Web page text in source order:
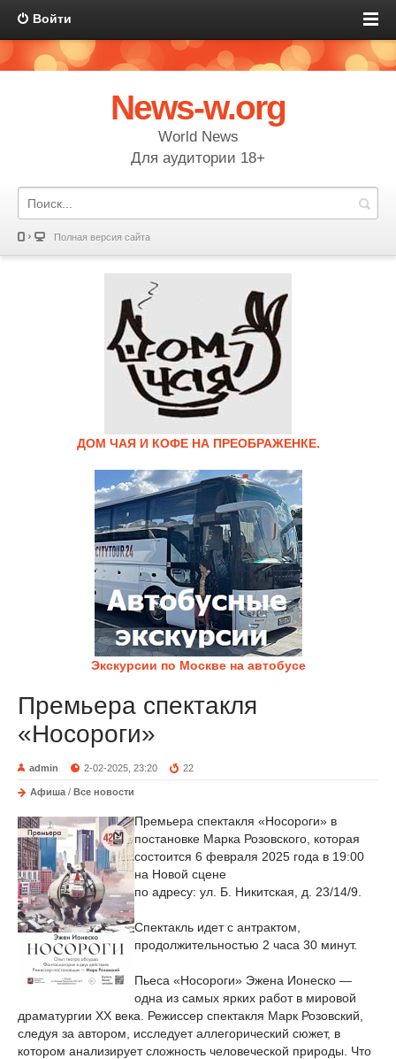
Войти
News-w.org
World News
Для аудитории 18+
Полная версия сайта
ДОМ ЧАЯ И КОФЕ НА ПРЕОБРАЖЕНКЕ.
Экскурсии по Москве на автобусе
Премьера спектакля
«Носороги»
admin 2-02-2025, 23:20 22
Афиша / Все новости
Премьера спектакля «Носороги» в
постановке Марка Розовского, которая
состоится 6 февраля 2025 года в 19:00
на Новой сцене
по адресу: ул. Б. Никитская, д. 23/14/9.
Спектакль идет с антрактом,
продолжительностью 2 часа 30 минут.
Пьеса «Носороги» Эжена Ионеско —
одна из самых ярких работ в мировой
драматургии XX века. Режиссер спектакля Марк Розовский,
следуя за автором, исследует аллегорический сюжет, в
котором анализирует сложность человеческой природы. Что